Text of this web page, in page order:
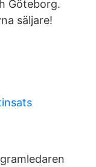
Göteborg.
säljare!